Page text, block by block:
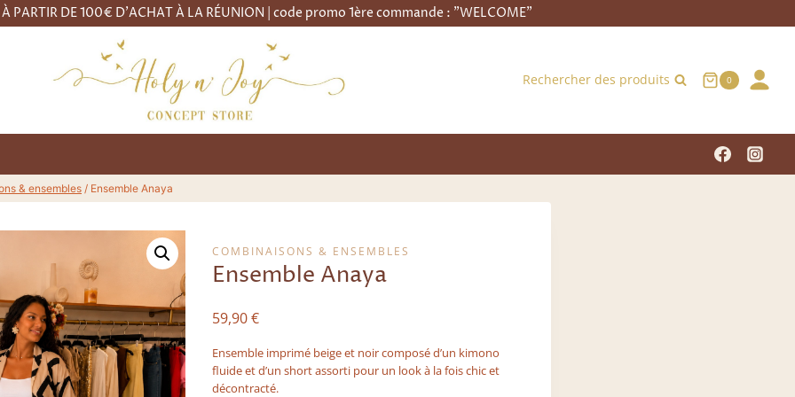
À PARTIR DE 100€ D'ACHAT À LA RÉUNION | code promo 1ère commande : "WELCOME"
Rechercher des produits 0
& ensembles / Ensemble Anaya
COMBINAISONS & ENSEMBLES
Ensemble Anaya
59,90€
Ensemble imprimé beige et noir composé d’un kimono
fluide et d’un short assorti pour un look à la fois chic et
décontracté.